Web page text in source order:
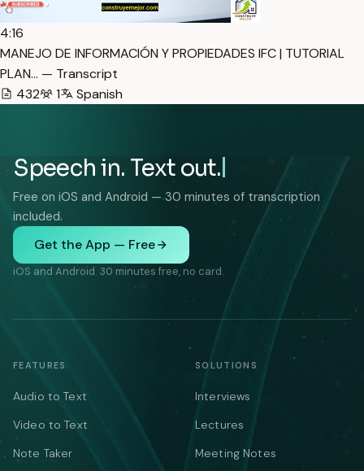
4:16
MANEJO DE INFORMACIÓN Y PROPIEDADES IFC | TUTORIAL
PLAN… — Transcript
432
1 Spanish
Speech in. Text out.
Free on iOS and Android — 30 minutes of transcription
included.
Get the App — Free
iOS and Android. 30 minutes free, no card.
FEATURES
Audio to Text
Video to Text
Note Taker
SOLUTIONS
Interviews
Lectures
Meeting Notes